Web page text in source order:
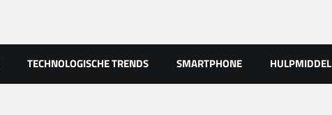
TECHNOLOGISCHE TRENDS SMARTPHONE HULPMIDDEL